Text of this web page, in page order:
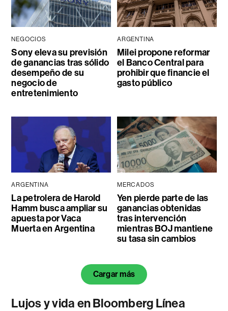
NEGOCIOS
Sony eleva su previsión
de ganancias tras sólido
desempeño de su
negocio de
entretenimiento
ARGENTINA
Milei propone reformar
el Banco Central para
prohibir que financie el
gasto público
ARGENTINA
La petrolera de Harold
Hamm busca ampliar su
apuesta por Vaca
Muerta en Argentina
MERCADOS
Yen pierde parte de las
ganancias obtenidas
tras intervención
mientras BOJ mantiene
su tasa sin cambios
Cargar más
Lujos y vida en Bloomberg Línea